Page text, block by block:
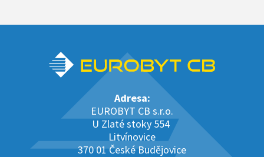
Adresa:
EUROBYT CB s.r.o.
U Zlaté stoky 554
Litvínovice
370 01 České Budějovice